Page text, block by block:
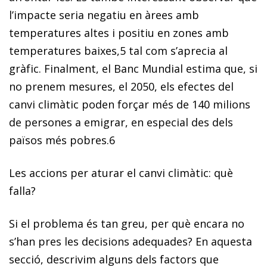
l’impacte seria negatiu en àrees amb
temperatures altes i positiu en zones amb
temperatures baixes,5 tal com s’aprecia al
gràfic. Finalment, el Banc Mundial estima que, si
no prenem mesures, el 2050, els efectes del
canvi climàtic poden forçar més de 140 milions
de persones a emigrar, en especial des dels
països més pobres.6
Les accions per aturar el canvi climàtic: què
falla?
Si el problema és tan greu, per què encara no
s’han pres les decisions adequades? En aquesta
secció, descrivim alguns dels factors que